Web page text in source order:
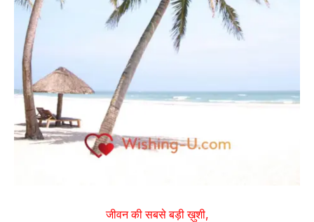
जीवन की सबसे बड़ी ख़ुशी,